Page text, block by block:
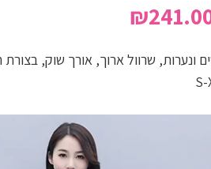
₪
הוא:
ונערות, שרוול ארוך, אורך שוק, בצורת